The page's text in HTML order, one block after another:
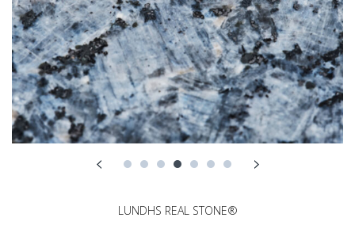
LUNDHS REAL STONE®